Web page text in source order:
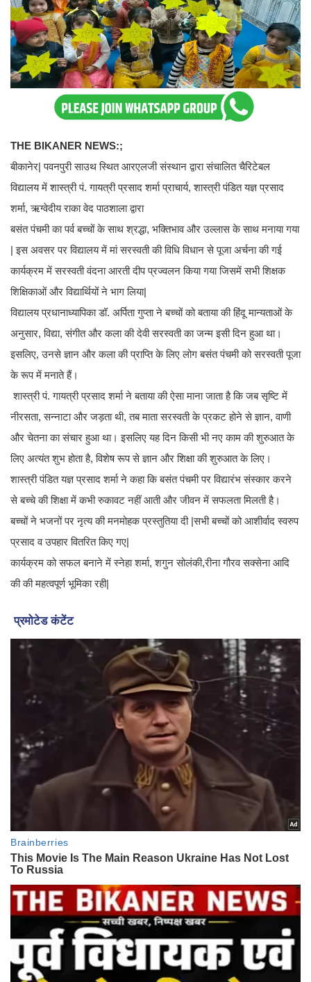
THE BIKANER NEWS:;
बीकानेर| पवनपुरी साउथ स्थित आरएलजी संस्थान द्वारा संचालित चैरिटेबल
विद्यालय में शास्त्री पं. गायत्री प्रसाद शर्मा प्राचार्य, शास्त्री पंडित यज्ञ प्रसाद
शर्मा, ऋग्वेदीय राका वेद पाठशाला द्वारा
बसंत पंचमी का पर्व बच्चों के साथ श्रद्धा, भक्तिभाव और उल्लास के साथ मनाया गया
| इस अवसर पर विद्यालय में मां सरस्वती की विधि विधान से पूजा अर्चना की गई
कार्यक्रम में सरस्वती वंदना आरती दीप प्रज्वलन किया गया जिसमें सभी शिक्षक
शिक्षिकाओं और विद्यार्थियों ने भाग लिया|
विद्यालय प्रधानाध्यापिका डॉ. अर्पिता गुप्ता ने बच्चों को बताया की हिंदू मान्यताओं के
अनुसार, विद्या, संगीत और कला की देवी सरस्वती का जन्म इसी दिन हुआ था।
इसलिए, उनसे ज्ञान और कला की प्राप्ति के लिए लोग बसंत पंचमी को सरस्वती पूजा
के रूप में मनाते हैं।
शास्त्री पं. गायत्री प्रसाद शर्मा ने बताया की ऐसा माना जाता है कि जब सृष्टि में
नीरसता, सन्नाटा और जड़ता थी, तब माता सरस्वती के प्रकट होने से ज्ञान, वाणी
और चेतना का संचार हुआ था। इसलिए यह दिन किसी भी नए काम की शुरुआत के
लिए अत्यंत शुभ होता है, विशेष रूप से ज्ञान और शिक्षा की शुरुआत के लिए।
शास्त्री पंडित यज्ञ प्रसाद शर्मा ने कहा कि बसंत पंचमी पर विद्यारंभ संस्कार करने
से बच्चे की शिक्षा में कभी रुकावट नहीं आती और जीवन में सफलता मिलती है।
बच्चों ने भजनों पर नृत्य की मनमोहक प्रस्तुतिया दी |सभी बच्चों को आशीर्वाद स्वरुप
प्रसाद व उपहार वितरित किए गए|
कार्यक्रम को सफल बनाने में स्नेहा शर्मा, शगुन सोलंकी,रीना गौरव सक्सेना आदि
की की महत्वपूर्ण भूमिका रही|